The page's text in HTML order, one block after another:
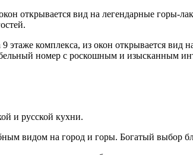
открывается вид на легендарные горы-
этаже комплекса, из окон открывается вид
номер с роскошным и изысканным
и русской кухни.
видом на город и горы. Богатый выбор